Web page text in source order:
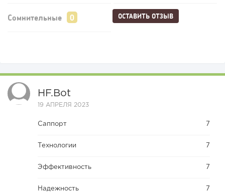
Сомнительные ОСТАВИТЬ ОТЗЫВ
HF.bot
19 АПРЕЛЯ 2023
Саппорт 7
Технологии 7
Эффективность 7
Надежность 7